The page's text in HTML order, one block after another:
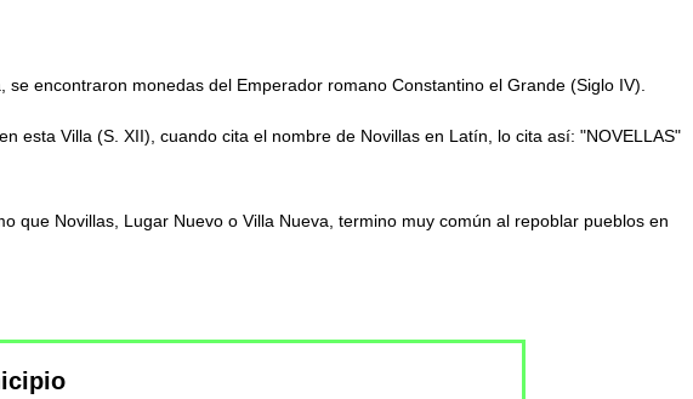
encontraron monedas del Emperador romano Constantino el Grande (Siglo IV).
esta Villa (S. XII), cuando cita el nombre de Novillas en Latín, lo cita así: "NOVELLAS"
que Novillas, Lugar Nuevo o Villa Nueva, termino muy común al repoblar pueblos en